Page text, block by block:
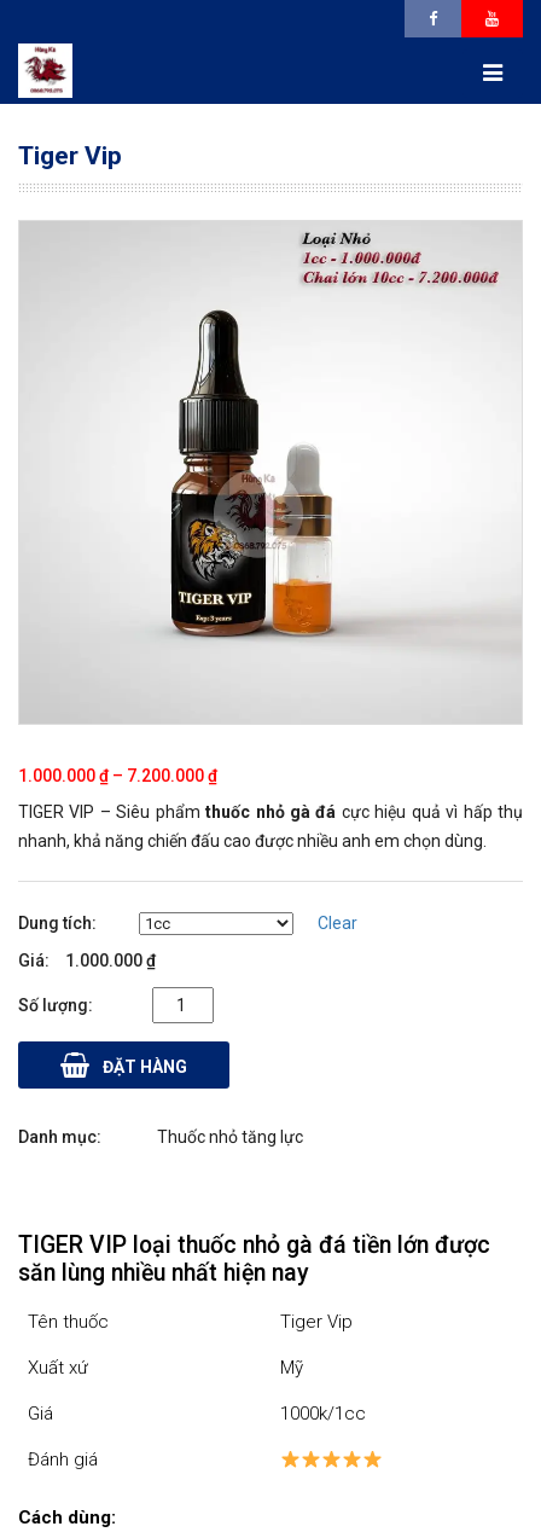
Tiger Vip
1.000.000₫– 7.200.000₫
TIGER VIP – Siêu phẩmthuốc nhỏ gà đá cực hiệu quả vì hấp thụ
nhanh, khả năng chiến đấu cao được nhiều anh em chọn dùng.
Dung tích
Clear
1.000.000₫
Tiger Vip
quantity
ĐẶT HÀNG
Danh mục: Thuốc nhỏ tăng lực
TIGER VIP loại thuốc nhỏ gà đá tiền lớn được
săn lùng nhiều nhất hiện nay
Tên thuốc Tiger Vip
Xuất xứ Mỹ
Giá 1000k/1cc
Đánh giá
Cách dùng: